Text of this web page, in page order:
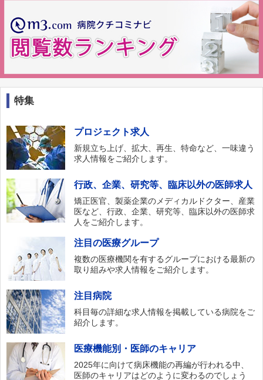
特集
プロジェクト求人
新規立ち上げ、拡大、再生、特命など、一味違う
求人情報をご紹介します。
行政、企業、研究等、臨床以外の医師求人
矯正医官、製薬企業のメディカルドクター、産業
医など、行政、企業、研究等、臨床以外の医師求
人をご紹介します。
注目の医療グループ
複数の医療機関を有するグループにおける最新の
取り組みや求人情報をご紹介します。
注目病院
科目毎の詳細な求人情報を掲載している病院をご
紹介します。
医療機能別・医師のキャリア
2025年に向けて病床機能の再編が行われる中、
医師のキャリアはどのように変わるのでしょう